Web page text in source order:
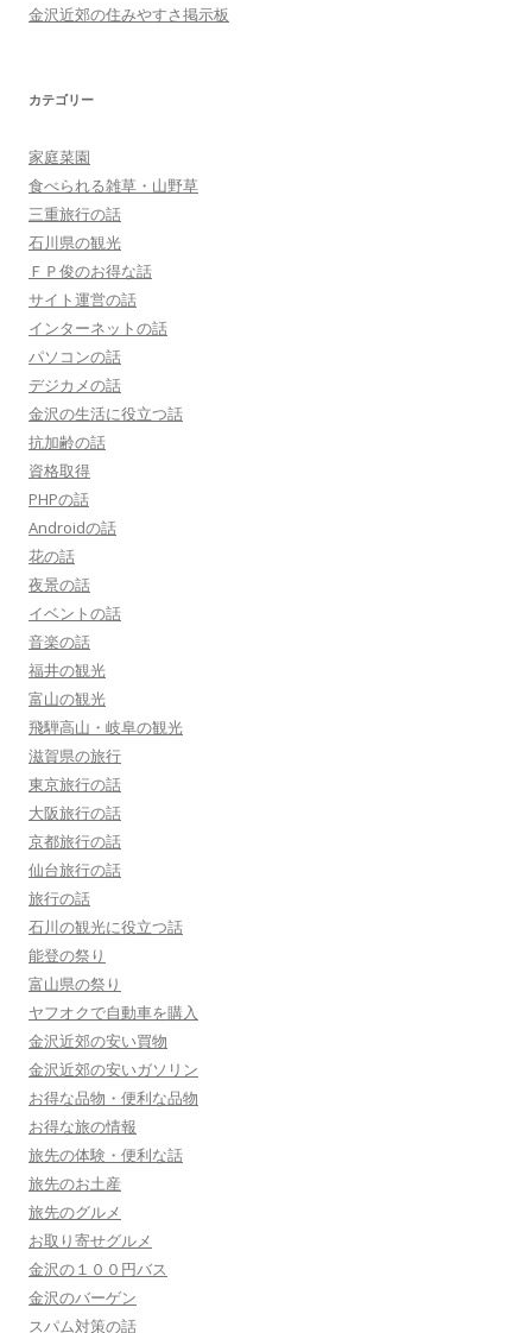
金沢近郊の住みやすさ掲示板
カテゴリー
家庭菜園
食べられる雑草・山野草
三重旅行の話
石川県の観光
ＦＰ俊のお得な話
サイト運営の話
インターネットの話
パソコンの話
デジカメの話
金沢の生活に役立つ話
抗加齢の話
資格取得
PHPの話
Androidの話
花の話
夜景の話
イベントの話
音楽の話
福井の観光
富山の観光
飛騨高山・岐阜の観光
滋賀県の旅行
東京旅行の話
大阪旅行の話
京都旅行の話
仙台旅行の話
旅行の話
石川の観光に役立つ話
能登の祭り
富山県の祭り
ヤフオクで自動車を購入
金沢近郊の安い買物
金沢近郊の安いガソリン
お得な品物・便利な品物
お得な旅の情報
旅先の体験・便利な話
旅先のお土産
旅先のグルメ
お取り寄せグルメ
金沢の１００円バス
金沢のバーゲン
スパム対策の話